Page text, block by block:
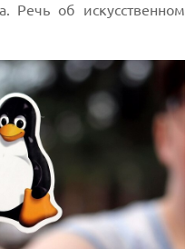
Речь об искусственном